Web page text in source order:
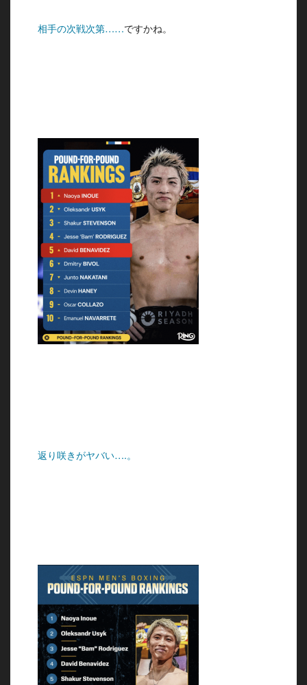
相手の次戦次第……ですかね。
返り咲きがヤバい….。